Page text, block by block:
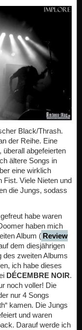
Black/Thrash.
der Reihe. Eine
abgefeierten
ältere Songs in
eine wirklich
Fist. Viele Nieten und
die Jungs, sodass
habe waren
haben mich
Album ( Review
dem diesjährigen
des zweiten Albums
ich habe dieses
DÉCEMBRE NOIR.
noch voller! Die
nur 4 Songs
kamen. Die Jungs
und waren
Darauf werde ich